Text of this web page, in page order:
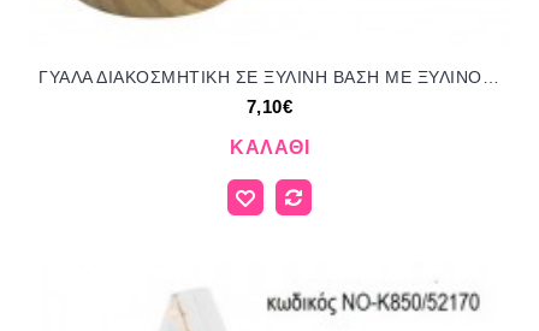
7,10€
ΚΑΛΆΘΙ